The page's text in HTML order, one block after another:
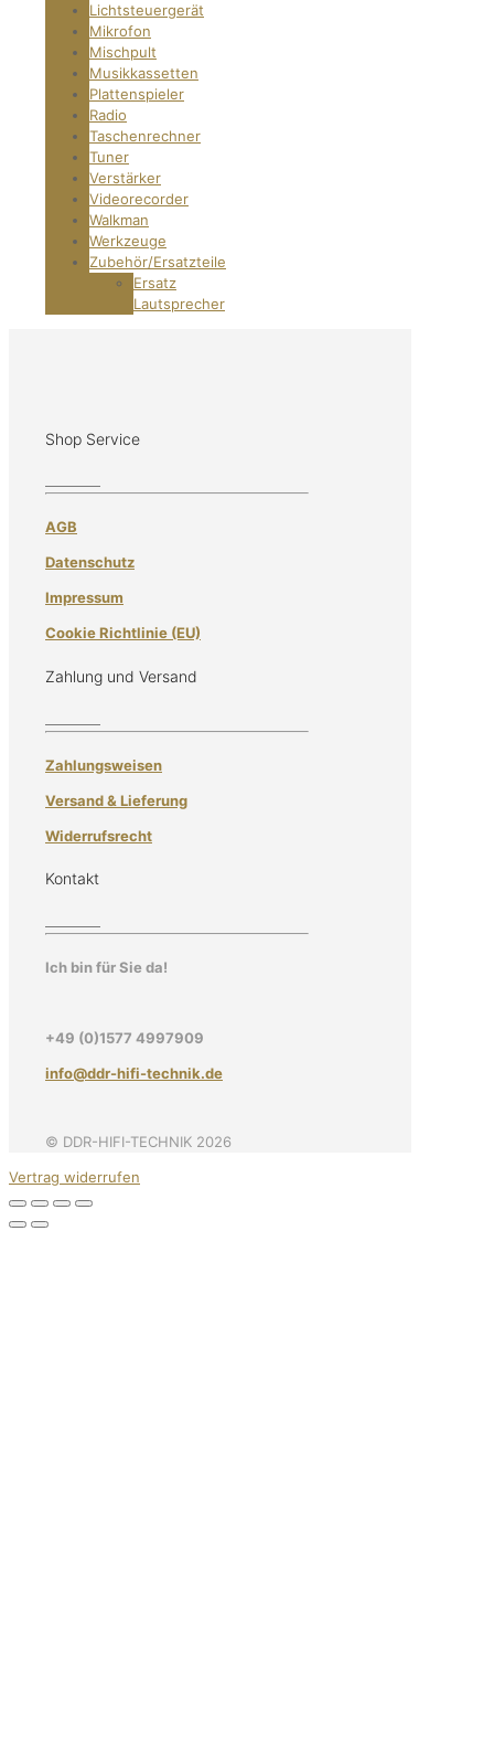
Lichtsteuergerät
Mikrofon
Mischpult
Musikkassetten
Plattenspieler
Radio
Taschenrechner
Tuner
Verstärker
Videorecorder
Walkman
Werkzeuge
Zubehör/Ersatzteile
Ersatz
Lautsprecher
Shop Service
AGB
Datenschutz
Impressum
Cookie Richtlinie (EU)
Zahlung und Versand
Zahlungsweisen
Versand & Lieferung
Widerrufsrecht
Kontakt
Ich bin für Sie da!
+49 (0)1577 4997909
info@ddr-hifi-technik.de
© DDR-HIFI-TECHNIK 2026
Vertrag widerrufen